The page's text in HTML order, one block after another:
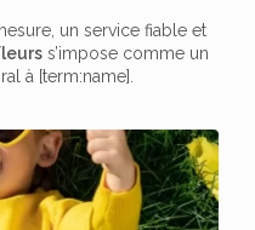
un service fiable et
s’impose comme un
à [term:name].